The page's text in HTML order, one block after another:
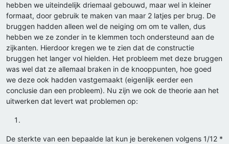
hebben we uiteindelijk driemaal gebouwd, maar wel in kleiner
formaat, door gebruik te maken van maar 2 latjes per brug. De
bruggen hadden alleen wel de neiging om om te vallen, dus
hebben we ze zonder in te klemmen toch ondersteund aan de
zijkanten. Hierdoor kregen we te zien dat de constructie
bruggen het langer vol hielden. Het probleem met deze bruggen
was wel dat ze allemaal braken in de knooppunten, hoe goed
we deze ook hadden vastgemaakt (eigenlijk eerder een
conclusie dan een probleem). Nu zijn we ook de theorie aan het
uitwerken dat levert wat problemen op:
De sterkte van een bepaalde lat kun je berekenen volgens 1/12 *